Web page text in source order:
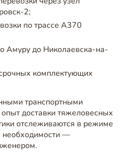
2;
по трассе А370
Амуру до Николаевска-на-
комплектующих
транспортными
доставки тяжеловесных
отслеживаются в режиме
необходимости —